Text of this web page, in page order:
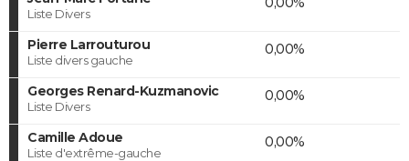
Liste Divers
Pierre Larrouturou
Liste divers gauche
0,00%
Georges Renard-Kuzmanovic
Liste Divers
0,00%
Camille Adoue
Liste d'extrême-gauche
0,00%